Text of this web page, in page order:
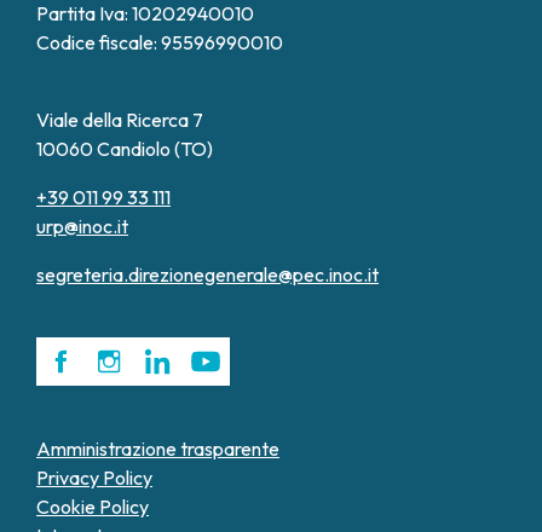
Partita Iva: 10202940010
Codice fiscale: 95596990010
Viale della Ricerca 7
10060 Candiolo (TO)
+39 011 99 33 111
urp@inoc.it
segreteria.direzionegenerale@pec.inoc.it
Amministrazione trasparente
Privacy Policy
Cookie Policy